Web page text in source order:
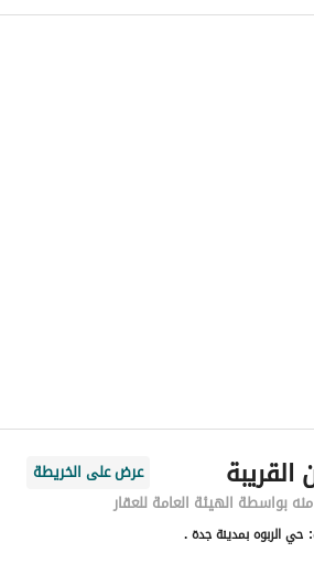
5141
7543
القريبة
عرض على الخريطة
بواسطة الهيئة العامة للعقار
حي الربوه بمدينة جدة .